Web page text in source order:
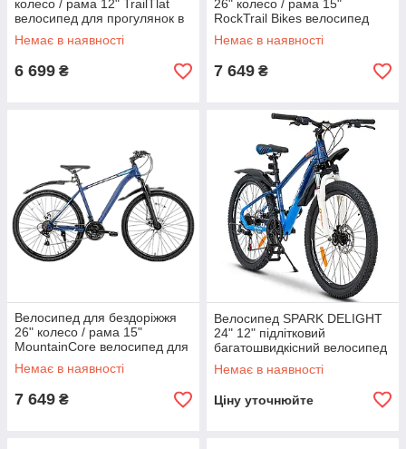
колесо / рама 12" TrailTlat
велосипед для прогулянок в
горах велосипед зі сталевою
рамою
Немає в наявності
6 699 ₴
26" колесо / рама 15"
RockTrail Bikes велосипед
для гір велосипед зі
сталевою рамою
Немає в наявності
7 649 ₴
Велосипед для бездоріжжя
26" колесо / рама 15"
MountainCore велосипед для
гір велосипед зі сталевою
рамою
Немає в наявності
7 649 ₴
Велосипед SPARK DELIGHT
24" 12" підлітковий
багатошвидкісний велосипед
для бездоріжжя
Немає в наявності
Ціну уточнюйте